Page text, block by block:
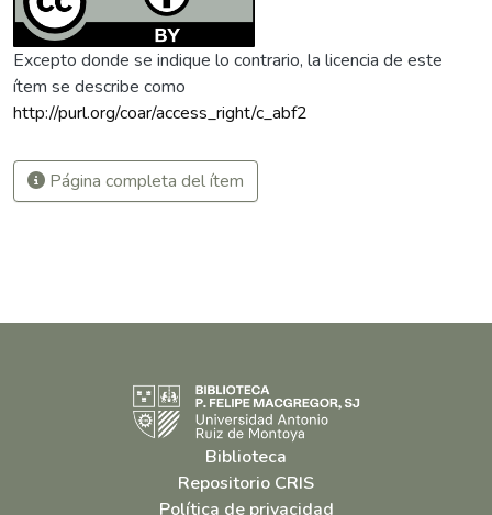
Excepto donde se indique lo contrario, la licencia de este
ítem se describe como
http://purl.org/coar/access_right/c_abf2
Página completa del ítem
Biblioteca
Repositorio CRIS
Política de privacidad